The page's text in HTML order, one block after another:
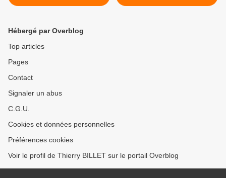
Régionales >
Hébergé par Overblog
Top articles
Pages
Contact
Signaler un abus
C.G.U.
Cookies et données personnelles
Préférences cookies
Voir le profil de Thierry BILLET sur le portail Overblog